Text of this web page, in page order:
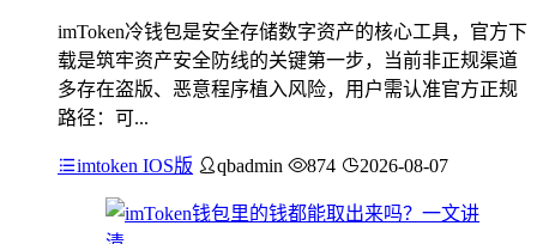
imToken冷钱包是安全存储数字资产的核心工具，官方下
载是筑牢资产安全防线的关键第一步，当前非正规渠道
多存在盗版、恶意程序植入风险，用户需认准官方正规
路径：可...
imtoken IOS版 qbadmin 874 2026-08-07